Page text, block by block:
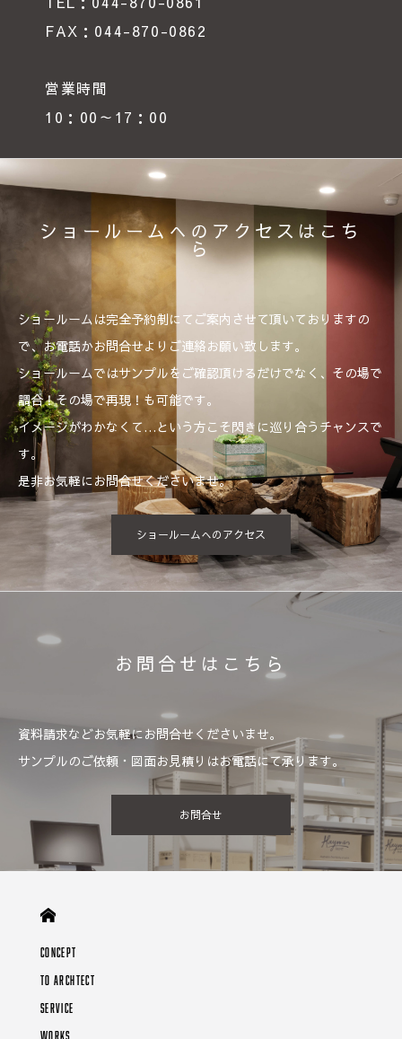
FAX：044-870-0862
営業時間
10：00～17：00
ショールームへのアクセスはこち
ら
ショールームは完全予約制にてご案内させて頂いておりますの
で、お電話かお問合せよりご連絡お願い致します。
ショールームではサンプルをご確認頂けるだけでなく、その場で
調合！その場で再現！も可能です。
イメージがわかなくて…という方こそ閃きに巡り合うチャンスで
す。
是非お気軽にお問合せくださいませ。
ショールームへのアクセス
お問合せはこちら
資料請求などお気軽にお問合せくださいませ。
サンプルのご依頼・図面お見積りはお電話にて承ります。
お問合せ
CONCEPT
TO ARCHTECT
SERVICE
WORKS